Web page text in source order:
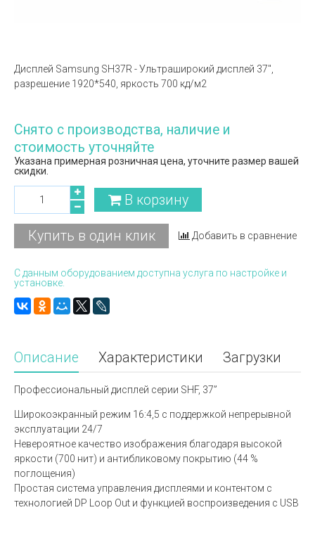
Дисплей Samsung SH37R - Ультраширокий дисплей 37",
разрешение 1920*540, яркость 700 кд/м2
Снято с производства, наличие и
стоимость уточняйте
Указана примерная розничная цена, уточните размер вашей
скидки.
В корзину
Купить в один клик Добавить в сравнение
С данным оборудованием доступна услуга по настройке и
установке.
Описание Характеристики Загрузки
Профессиональный дисплей серии SHF, 37”
Широкоэкранный режим 16:4,5 с поддержкой непрерывной
эксплуатации 24/7
Невероятное качество изображения благодаря высокой
яркости (700 нит) и антибликовому покрытию (44 %
поглощения)
Простая система управления дисплеями и контентом с
технологией DP Loop Out и функцией воспроизведения с USB